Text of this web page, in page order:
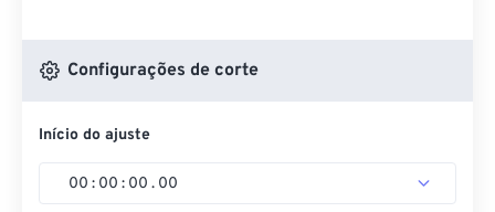
Configurações de corte
Início do ajuste
00 : 00 : 00 . 00